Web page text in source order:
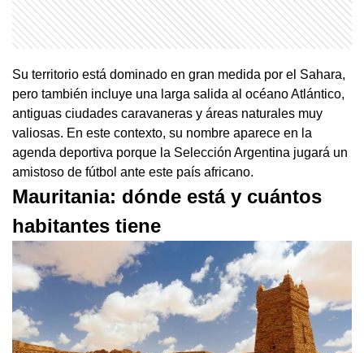
Su territorio está dominado en gran medida por el Sahara,
pero también incluye una larga salida al océano Atlántico,
antiguas ciudades caravaneras y áreas naturales muy
valiosas. En este contexto, su nombre aparece en la
agenda deportiva porque la Selección Argentina jugará un
amistoso de fútbol ante este país africano.
Mauritania: dónde está y cuántos
habitantes tiene